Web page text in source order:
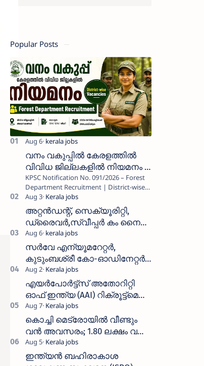
Popular Posts
വനം വകുപ്പിൽ കേരളത്തിൽ
വിവിധ ജില്ലകളിൽ നിയമനം _
Forest Department Recruitment |
District-wise Vacancies
KPSC Notification No. 091/2026 – Forest
Department Recruitment | District-wise
Vacancies പത്തനംതിട്ട, ഇടുക്കി,
എറണാകുളം, തൃശൂർ, പാലക്കാട്…
അറ്റൻഡന്റ്, സെക്യൂരിറ്റി,
ഡ്രൈവർ,സ്വീപ്പർ കം നൈറ്റ്
വാച്ച്മാൻ തുടങ്ങി നിരവധി
ഒഴിവുകൾ
സർവേ എന്യൂമറേറ്റർ,
കുടുംബശ്രീ കോ-ഓഡിനേറ്റർ,
ആശ വർക്കർ ഒഴിവുകളിൽ
അപേക്ഷിക്കാം
എയർപോർട്ട്സ് അതോറിറ്റി
ഓഫ് ഇന്ത്യ (AAI) റിക്രൂട്ട്മെന്റ്
2026: 800+ ഒഴിവുകൾ,
അപേക്ഷിക്കാനുള്ള അവസാന
തീയതി സെപ്റ്റംബർ 7
കൊച്ചി മെട്രോയിൽ വീണ്ടും
വൻ അവസരം; 1.80 ലക്ഷം വരെ
ശമ്പളം വാങ്ങാം, യോഗ്യത
അറിയാം
ഇന്ത്യൻ ബഹിരാകാശ